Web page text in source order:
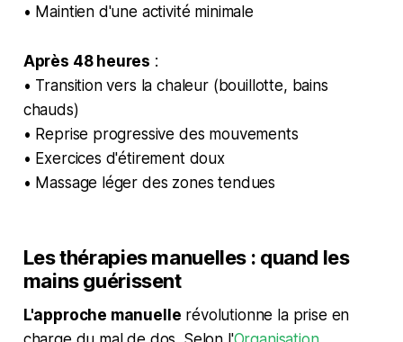
• Maintien d'une activité minimale
Après 48 heures :
• Transition vers la chaleur (bouillotte, bains
chauds)
• Reprise progressive des mouvements
• Exercices d'étirement doux
• Massage léger des zones tendues
Les thérapies manuelles : quand les
mains guérissent
L'approche manuelle révolutionne la prise en